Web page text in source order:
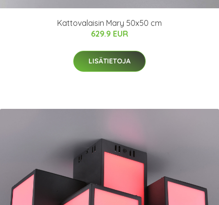
Kattovalaisin Mary 50x50 cm
629.9 EUR
LISÄTIETOJA